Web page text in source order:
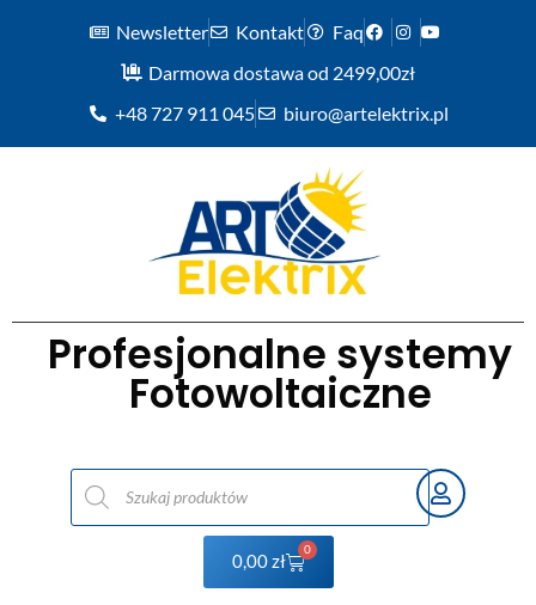
Newsletter Kontakt
Faq
Darmowa dostawa od 2499,00zł
+48 727 911 045
biuro@artelektrix.pl
Profesjonalne systemy
Fotowoltaiczne
0,00zł
0